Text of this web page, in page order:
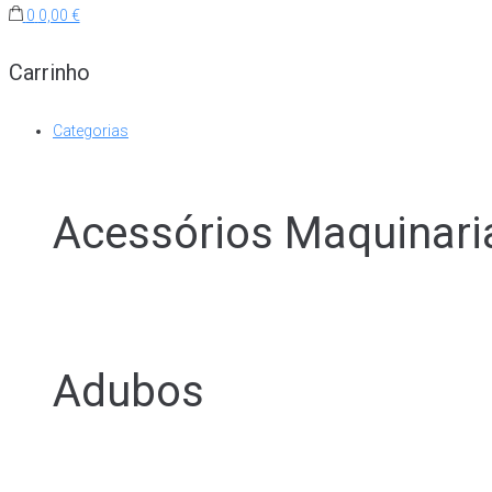
0 0,00 €
Carrinho
Categorias
Acessórios
Adubos